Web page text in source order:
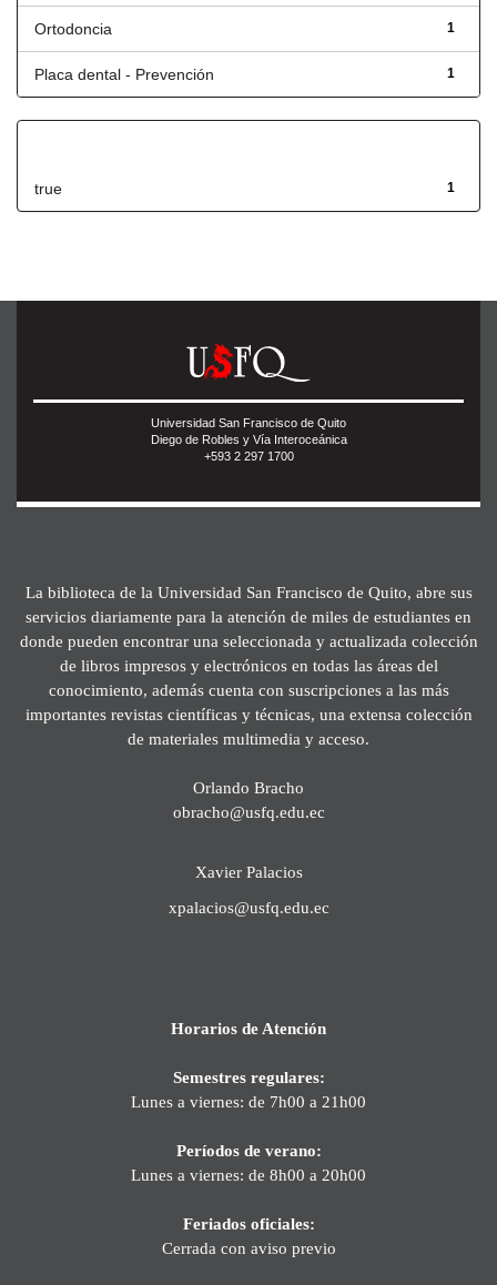
1
Ortodoncia
1
Placa dental - Prevención
1
true
Universidad San Francisco de Quito
Diego de Robles y Vía Interoceánica
+593 2 297 1700
La biblioteca de la Universidad San Francisco de Quito, abre sus
servicios diariamente para la atención de miles de estudiantes en
donde pueden encontrar una seleccionada y actualizada colección
de libros impresos y electrónicos en todas las áreas del
conocimiento, además cuenta con suscripciones a las más
importantes revistas científicas y técnicas, una extensa colección
de materiales multimedia y acceso.
Orlando Bracho
obracho@usfq.edu.ec
Xavier Palacios
xpalacios@usfq.edu.ec
Horarios de Atención
Semestres regulares:
Lunes a viernes: de 7h00 a 21h00
Períodos de verano:
Lunes a viernes: de 8h00 a 20h00
Feriados oficiales:
Cerrada con aviso previo